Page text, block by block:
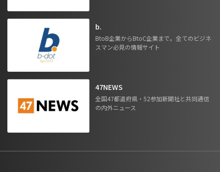
b.
BtoB企業からBtoC企業まで。全てのビジネ
スマン必見の情報サイト
47NEWS
全国47都道府県・52参加新聞社と共同通信
の内外ニュース